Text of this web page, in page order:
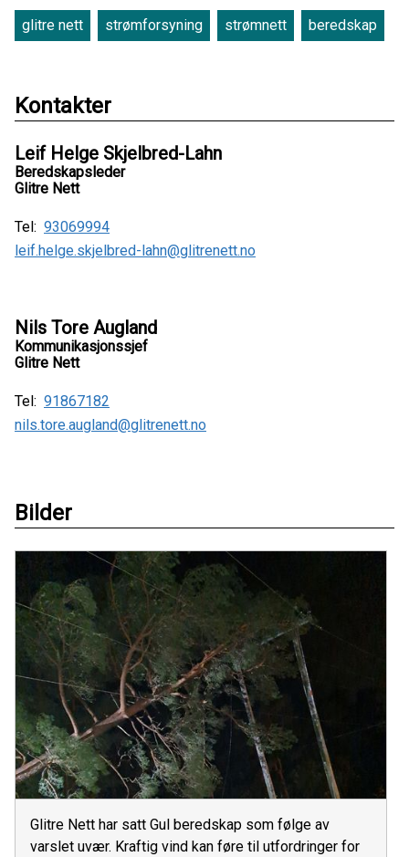
glitre nett strømforsyning strømnett beredskap
Kontakter
Leif Helge Skjelbred-Lahn
Beredskapsleder
Glitre Nett
Tel: 93069994
leif.helge.skjelbred-lahn@glitrenett.no
Nils Tore Augland
Kommunikasjonssjef
Glitre Nett
Tel: 91867182
nils.tore.augland@glitrenett.no
Bilder
Glitre Nett har satt Gul beredskap som følge av
varslet uvær. Kraftig vind kan føre til utfordringer for